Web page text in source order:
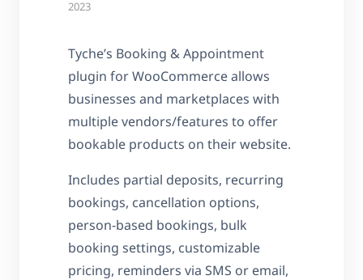
2023
Tyche’s Booking & Appointment
plugin for WooCommerce allows
businesses and marketplaces with
multiple vendors/features to offer
bookable products on their website.
Includes partial deposits, recurring
bookings, cancellation options,
person-based bookings, bulk
booking settings, customizable
pricing, reminders via SMS or email,